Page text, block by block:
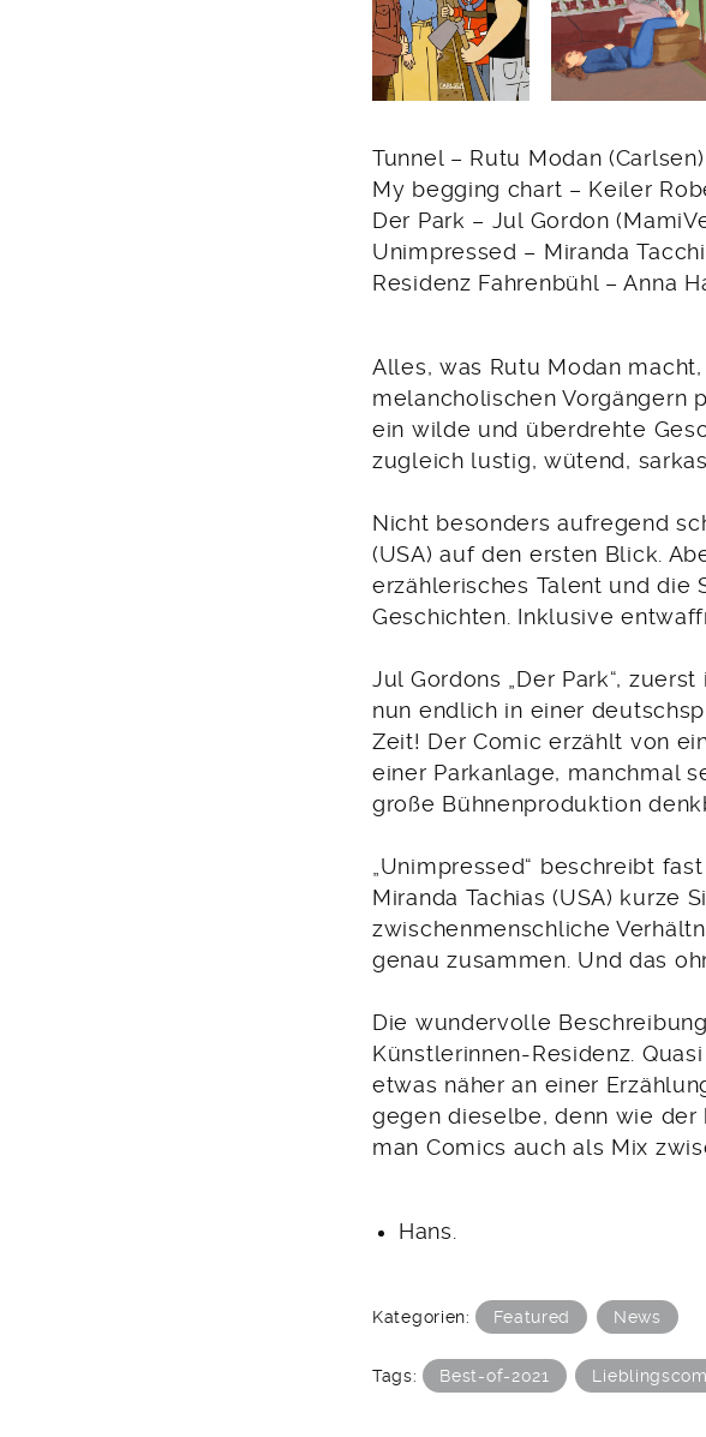
Tunnel – Rutu Modan (Carlsen)
My begging chart – Keiler
Der Park – Jul Gordon
Unimpressed – Miranda
Residenz Fahrenbühl – Anna
Alles, was Rutu Modan
melancholischen Vorgängern
ein wilde und überdrehte
zugleich lustig, wütend,
Nicht besonders aufregend
(USA) auf den ersten Blick.
erzählerisches Talent und die
Geschichten. Inklusive
Jul Gordons „Der Park“,
nun endlich in einer
Zeit! Der Comic erzählt von
einer Parkanlage, manchmal
große Bühnenproduktion
„Unimpressed“ beschreibt
Miranda Tachias (USA) kurze
zwischenmenschliche
genau zusammen. Und das
Die wundervolle
Künstlerinnen-Residenz.
etwas näher an einer
gegen dieselbe, denn wie der
man Comics auch als Mix
Hans.
Kategorien: Featured News
Tags: Best-of-2021